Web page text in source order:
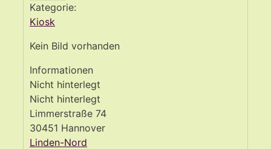
Kategorie:
Kiosk
Kein Bild vorhanden
Informationen
Nicht hinterlegt
Nicht hinterlegt
Limmerstraße 74
30451 Hannover
Linden-Nord